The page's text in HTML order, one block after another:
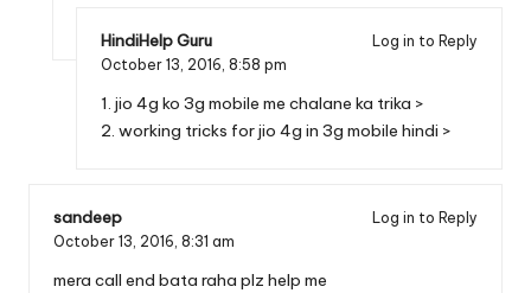
HindiHelp Guru
Log in to Reply
October 13, 2016, 8:58 pm
1. jio 4g ko 3g mobile me chalane ka trika >
2. working tricks for jio 4g in 3g mobile hindi >
sandeep
Log in to Reply
October 13, 2016, 8:31 am
mera call end bata raha plz help me